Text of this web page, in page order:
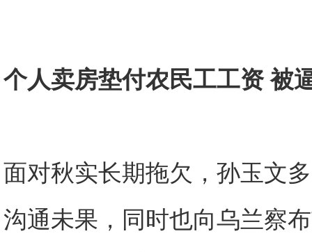
个人卖房垫付农民工工资 被
面对秋实长期拖欠，孙玉文
沟通未果，同时也向乌兰察